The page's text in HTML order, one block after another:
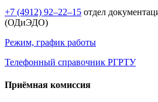
+7 (4912) 92–22–15 отдел
(ОДиЭДО)
Режим, график работы
Телефонный справочник РГРТУ
Приёмная комиссия